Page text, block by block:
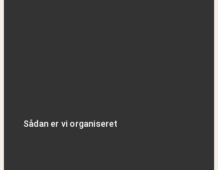
Sådan er vi organiseret